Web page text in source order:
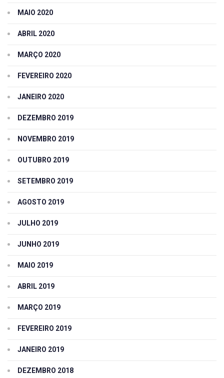
MAIO 2020
ABRIL 2020
MARÇO 2020
FEVEREIRO 2020
JANEIRO 2020
DEZEMBRO 2019
NOVEMBRO 2019
OUTUBRO 2019
SETEMBRO 2019
AGOSTO 2019
JULHO 2019
JUNHO 2019
MAIO 2019
ABRIL 2019
MARÇO 2019
FEVEREIRO 2019
JANEIRO 2019
DEZEMBRO 2018